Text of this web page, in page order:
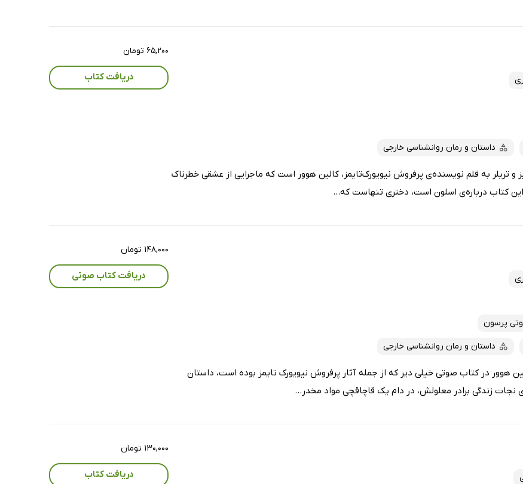
داستان و رمان روانشناسی خارجی
و تریلر به قلم نویسنده‌ی پرفروش نیویورک‌تایمز، کالین هوور است که ماجرایی از عشقی خطرناک
این کتاب درباره‌ی اسلون است، دختری تنهاست که...
۶۵,۲۰۰ تومان
دریافت کتاب
پرسون
داستان و رمان روانشناسی خارجی
هوور در کتاب صوتی خیلی دیر که از جمله آثار پرفروش نیویورک تایمز بوده است، داستان
نجات زندگی برادر معلولش، در دام یک قاچاقچی مواد مخدر...
۱۴۸,۰۰۰ تومان
دریافت کتاب صوتی
۱۳۰,۰۰۰ تومان
دریافت کتاب